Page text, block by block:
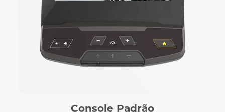
Console Padrão